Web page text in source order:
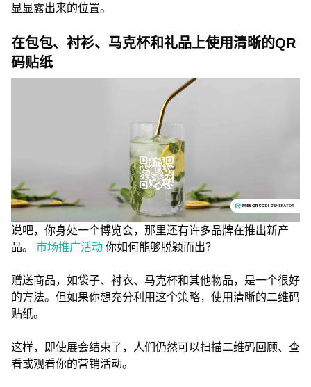
显显露出来的位置。
在包包、衬衫、马克杯和礼品上使用清晰的QR
码贴纸
说吧，你身处一个博览会，那里还有许多品牌在推出新产
品。 市场推广活动 你如何能够脱颖而出？
赠送商品，如袋子、衬衣、马克杯和其他物品，是一个很好
的方法。但如果你想充分利用这个策略，使用清晰的二维码
贴纸。
这样，即使展会结束了，人们仍然可以扫描二维码回顾、查
看或观看你的营销活动。